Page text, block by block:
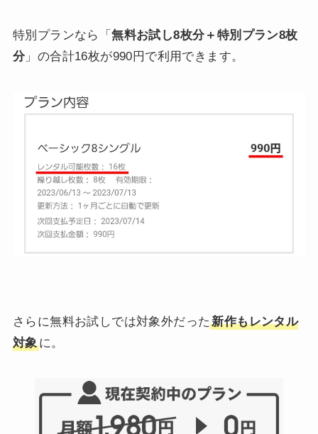
特別プランなら「無料お試し8枚分＋特別プラン8枚
分 」の合計16枚が990円で利用できます。
さらに無料お試しでは対象外だった新作もレンタル
対象に。